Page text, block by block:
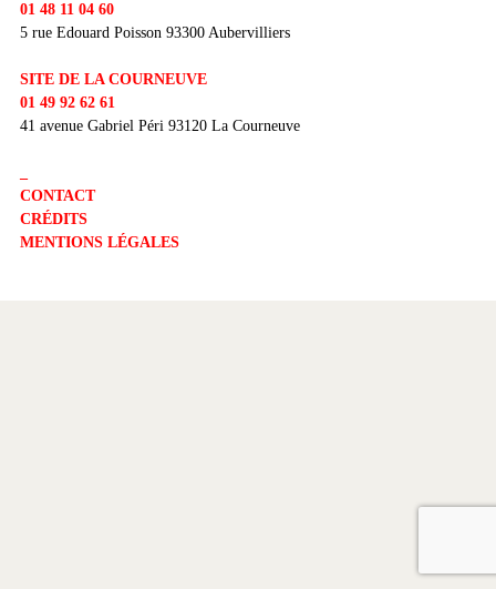
01 48 11 04 60
5 rue Edouard Poisson 93300 Aubervilliers
SITE DE LA COURNEUVE
01 49 92 62 61
41 avenue Gabriel Péri 93120 La Courneuve
CONTACT
CRÉDITS
MENTIONS LÉGALES